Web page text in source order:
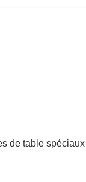
de table